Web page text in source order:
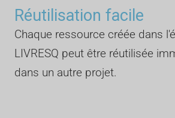
Réutilisation facile
Chaque ressource créée dans
LIVRESQ peut être réutilisée
dans un autre projet.